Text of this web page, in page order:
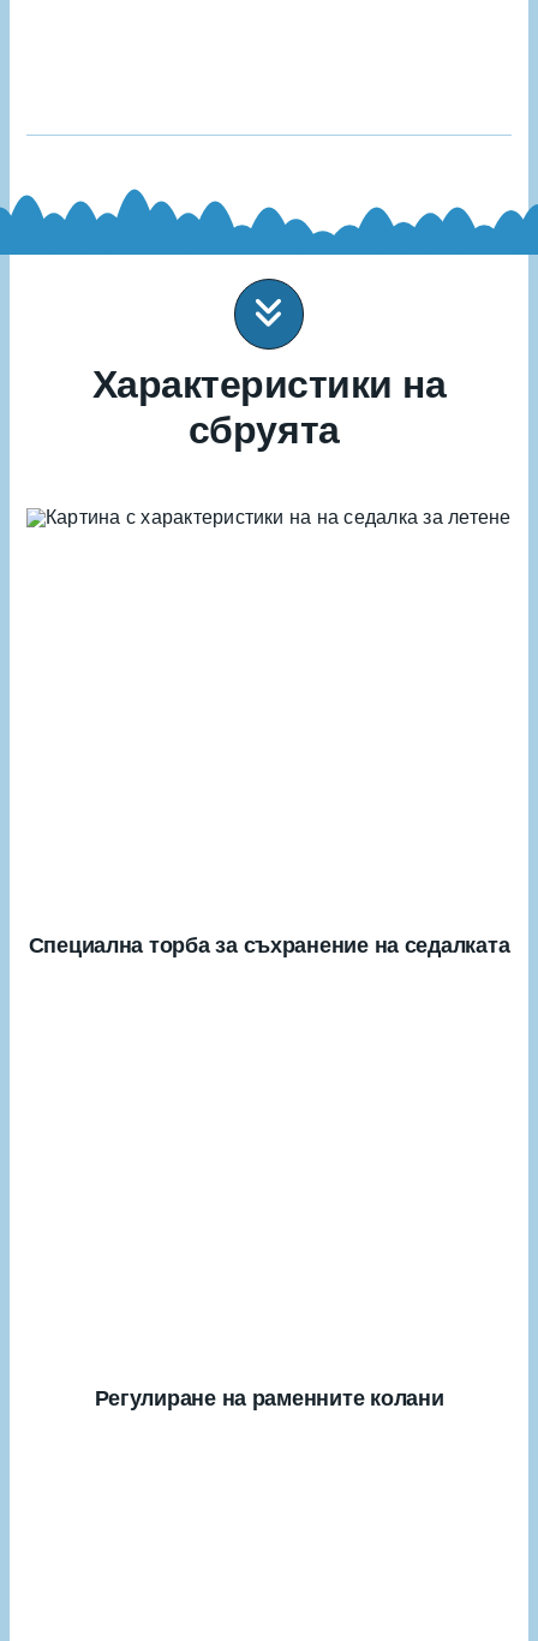
Характеристики на
сбруята
Специална торба за съхранение на седалката
Регулиране на раменните колани